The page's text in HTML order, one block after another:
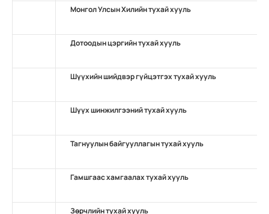
Монгол Улсын Хилийн тухай хууль
Дотоодын цэргийн тухай хууль
Шүүхийн шийдвэр гүйцэтгэх тухай хууль
Шүүх шинжилгээний тухай хууль
Тагнуулын байгууллагын тухай хууль
Гамшгаас хамгаалах тухай хууль
Зөрчлийн тухай хууль